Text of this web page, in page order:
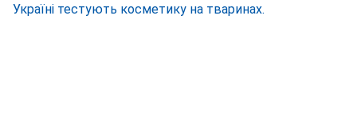
Україні тестують косметику на тваринах.